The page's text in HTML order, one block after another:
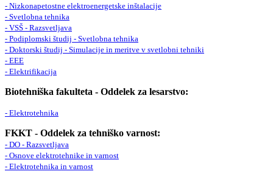
- Nizkonapetostne elektroenergetske inštalacije
- Svetlobna tehnika
- VSŠ - Razsvetljava
- Podiplomski študij - Svetlobna tehnika
- Doktorski študij - Simulacije in meritve v svetlobni tehniki
- EEE
- Elektrifikacija
Biotehniška fakulteta - Oddelek za lesarstvo:
- Elektrotehnika
FKKT - Oddelek za tehniško varnost:
- DO - Razsvetljava
- Osnove elektrotehnike in varnost
- Elektrotehnika in varnost